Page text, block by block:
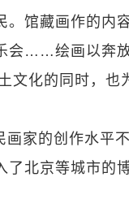
。馆藏画作的内
会……绘画以奔
文化的同时，
画家的创作水平
了北京等城市的